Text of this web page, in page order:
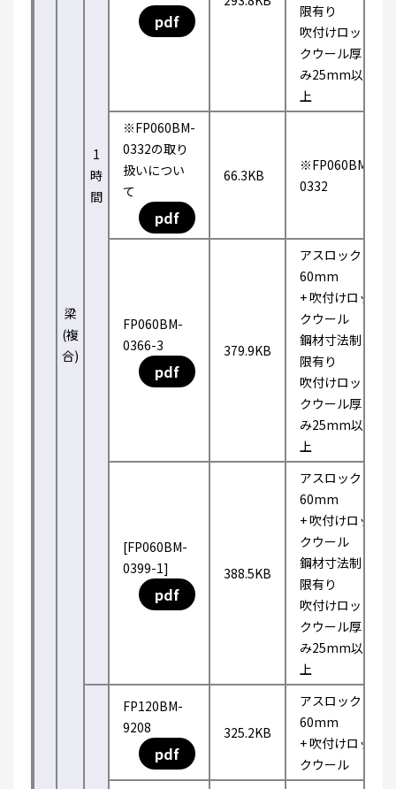
梁
(複
合)
1
時
間
pdf
限有り
吹付けロッ
クウール厚
み25mm以
上
※FP060BM-
0332の取り
扱いについ
て
pdf
66.3KB
※FP060BM-
0332
FP060BM-
0366-3
pdf
379.9KB
アスロック
60mm
+ 吹付けロッ
クウール
鋼材寸法制
限有り
吹付けロッ
クウール厚
み25mm以
上
[FP060BM-
0399-1]
pdf
388.5KB
アスロック
60mm
+ 吹付けロッ
クウール
鋼材寸法制
限有り
吹付けロッ
クウール厚
み25mm以
上
FP120BM-
9208
pdf
325.2KB
アスロック
60mm
+ 吹付けロッ
クウール